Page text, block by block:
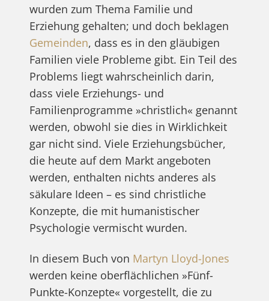
wurden zum Thema Familie und
Erziehung gehalten; und doch beklagen
Gemeinden, dass es in den gläubigen
Familien viele Probleme gibt. Ein Teil des
Problems liegt wahrscheinlich darin,
dass viele Erziehungs- und
Familienprogramme »christlich« genannt
werden, obwohl sie dies in Wirklichkeit
gar nicht sind. Viele Erziehungsbücher,
die heute auf dem Markt angeboten
werden, enthalten nichts anderes als
säkulare Ideen – es sind christliche
Konzepte, die mit humanistischer
Psychologie vermischt wurden.
In diesem Buch von Martyn Lloyd-Jones
werden keine oberflächlichen »Fünf-
Punkte-Konzepte« vorgestellt, die zu